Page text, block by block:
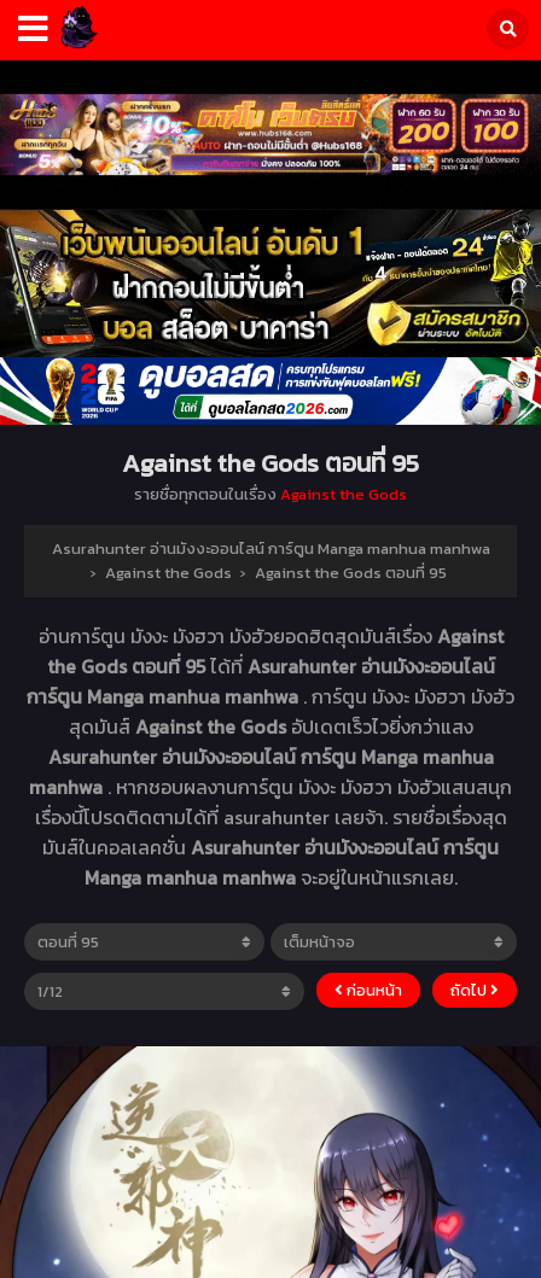
Against the Gods ตอนที่ 95
รายชื่อทุกตอนในเรื่อง Against the Gods
Asurahunter อ่านมังงะออนไลน์ การ์ตูน Manga manhua manhwa
› Against the Gods › Against the Gods ตอนที่ 95
อ่านการ์ตูน มังงะ มังฮวา มังฮัวยอดฮิตสุดมันส์เรื่องAgainst
the Gods ตอนที่ 95ได้ที่Asurahunter อ่านมังงะออนไลน์
การ์ตูน Manga manhua manhwa . การ์ตูน มังงะ มังฮวา มังฮัว
สุดมันส์ Against the Godsอัปเดตเร็วไวยิ่งกว่าแสง
Asurahunter อ่านมังงะออนไลน์ การ์ตูน Manga manhua
manhwa . หากชอบผลงานการ์ตูน มังงะ มังฮวา มังฮัวแสนสนุก
เรื่องนี้โปรดติดตามได้ที่ asurahunter เลยจ้า. รายชื่อเรื่องสุด
มันส์ในคอลเลคชั่น Asurahunter อ่านมังงะออนไลน์ การ์ตูน
Manga manhua manhwa จะอยู่ในหน้าแรกเลย.
ก่อนหน้า ถัดไป